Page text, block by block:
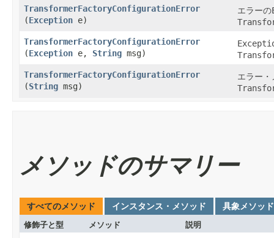
TransformerFactoryConfigurationError
(Exception e)
エラーの
TransformerFactoryConfigurationError
(Exception e, String msg)
TransformerFactoryConfigurationError
(String msg)
エラー
メソッドのサマリー
すべてのメソッド インスタンス・メソッド 具象メソッド
修飾子と型 メソッド 説明